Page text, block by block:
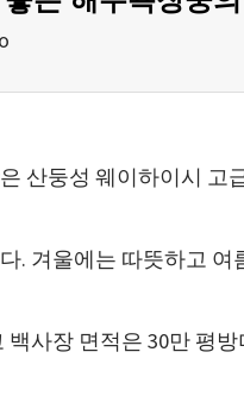
산둥성 웨이하이시 고
. 겨울에는 따뜻하고
백사장 면적은 30만 평